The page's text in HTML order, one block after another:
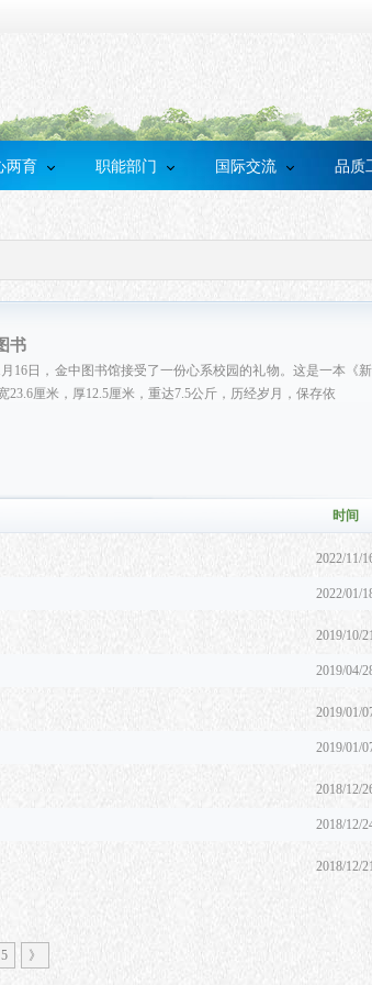
两育 职能部门 国际交流 品质
书
16日，金中图书馆接受了一份心系校园的礼物。这是一本《
23.6厘米，厚12.5厘米，重达7.5公斤，历经岁月，保存依
时间
2022/11/
2022/01/
2019/10/
2019/04/
2019/01/
2019/01/
2018/12/
2018/12/
2018/12/
5 》